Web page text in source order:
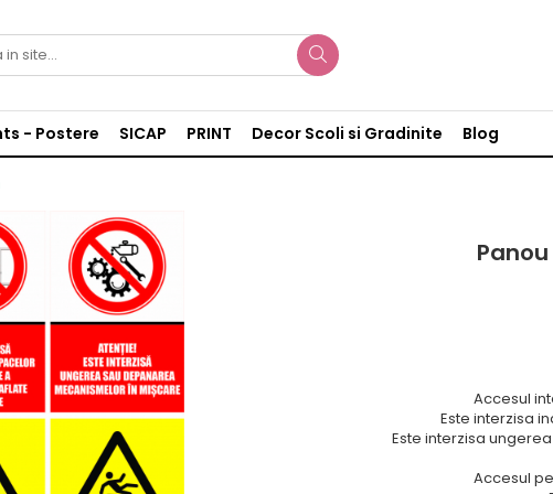
- Postere SICAP PRINT Decor Scoli si Gradinite Blog
Accesul
Este interzisa
Este interzisa
Accesul